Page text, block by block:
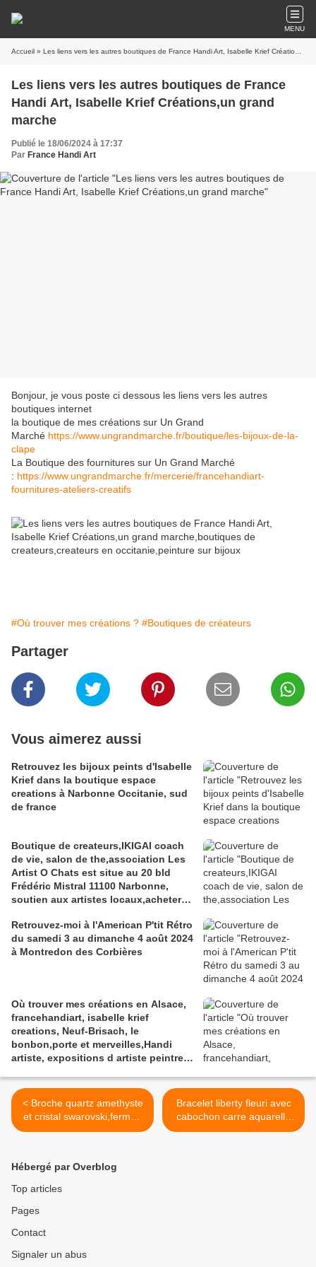
MENU
Accueil » Les liens vers les autres boutiques de France Handi Art, Isabelle Krief Créations,un grand marche
Les liens vers les autres boutiques de France
Handi Art, Isabelle Krief Créations,un grand
marche
Publié le 18/06/2024 à 17:37
Par France Handi Art
Bonjour, je vous poste ci dessous les liens vers les autres
boutiques internet
la boutique de mes créations sur Un Grand
Marché https://www.ungrandmarche.fr/boutique/les-bijoux-de-la-
clape
La Boutique des fournitures sur Un Grand Marché
: https://www.ungrandmarche.fr/mercerie/francehandiart-
fournitures-ateliers-creatifs
#Où trouver mes créations ? #Boutiques de créateurs
Partager
Vous aimerez aussi
Retrouvez les bijoux peints d'Isabelle
Krief dans la boutique espace
creations à Narbonne Occitanie, sud
de france
Boutique de createurs,IKIGAI coach
de vie, salon de the,association Les
Artist O Chats est situe au 20 bld
Frédéric Mistral 11100 Narbonne,
soutien aux artistes locaux,acheter
Retrouvez-moi à l'American P'tit Rétro
du samedi 3 au dimanche 4 août 2024
à Montredon des Corbières
Où trouver mes créations en Alsace,
francehandiart, isabelle krief
creations, Neuf-Brisach, le
bonbon,porte et merveilles,Handi
artiste, expositions d artiste peintre
< Broche quartz amethyste
et cristal swarovski,fermoir
epingle,mes bijoux peints
anniversaire noel,noir violet
jaune bleu orange vert
Bracelet liberty fleuri avec
cabochon carre aquarelle
art abstrait vert orange rose
Hébergé par Overblog
Top articles
Pages
Contact
Signaler un abus